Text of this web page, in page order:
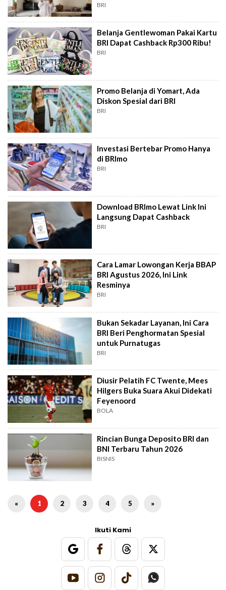
BRI
Belanja Gentlewoman Pakai Kartu
BRI Dapat Cashback Rp300 Ribu!
BRI
Promo Belanja di Yomart, Ada
Diskon Spesial dari BRI
BRI
Investasi Bertebar Promo Hanya
di BRImo
BRI
Download BRImo Lewat Link Ini
Langsung Dapat Cashback
BRI
Cara Lamar Lowongan Kerja BBAP
BRI Agustus 2026, Ini Link
Resminya
BRI
Bukan Sekadar Layanan, Ini Cara
BRI Beri Penghormatan Spesial
untuk Purnatugas
BRI
Diusir Pelatih FC Twente, Mees
Hilgers Buka Suara Akui Didekati
Feyenoord
BOLA
Rincian Bunga Deposito BRI dan
BNI Terbaru Tahun 2026
BISNIS
« 1 2 3 4 5 »
Ikuti Kami